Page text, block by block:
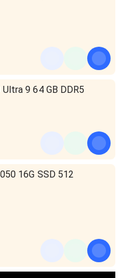
9 64 GB DDR5
16G SSD 512